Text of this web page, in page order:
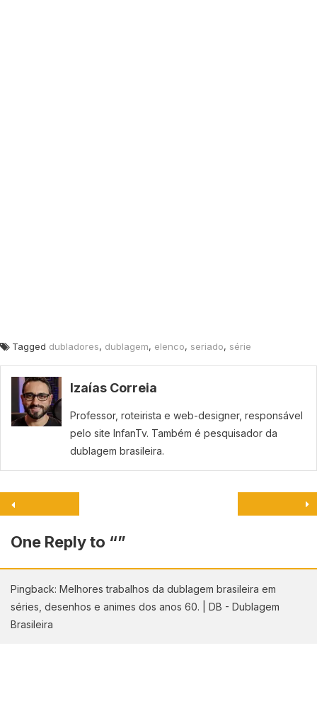
Tagged dubladores, dublagem, elenco, seriado, série
Izaías Correia
Professor, roteirista e web-designer, responsável
pelo site InfanTv. Também é pesquisador da
dublagem brasileira.
One Reply to “”
Pingback: Melhores trabalhos da dublagem brasileira em
séries, desenhos e animes dos anos 60. | DB - Dublagem
Brasileira